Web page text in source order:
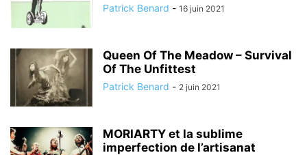
Patrick Benard - 16 juin 2021
Queen Of The Meadow – Survival
Of The Unfittest
Patrick Benard - 2 juin 2021
MORIARTY et la sublime
imperfection de l’artisanat